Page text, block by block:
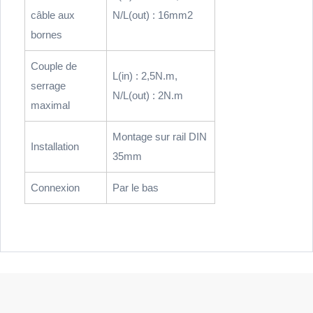
câble aux
bornes
N/L(out) : 16mm2
Couple de
serrage
maximal
L(in) : 2,5N.m,
N/L(out) : 2N.m
Installation
Montage sur rail DIN
35mm
Connexion Par le bas